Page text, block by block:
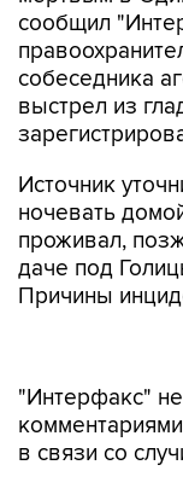
сообщил
собеседника
выстрел из
Источник
ночевать
проживал,
даче под
Причины
в связи со
Руководитель